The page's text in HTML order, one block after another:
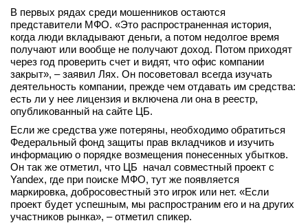
В первых рядах среди мошенников остаются
представители МФО. «Это распространенная история,
когда люди вкладывают деньги, а потом недолгое время
получают или вообще не получают доход. Потом приходят
через год проверить счет и видят, что офис компании
закрыт», – заявил Лях. Он посоветовал всегда изучать
деятельность компании, прежде чем отдавать им средства:
есть ли у нее лицензия и включена ли она в реестр,
опубликованный на сайте ЦБ.
Если же средства уже потеряны, необходимо обратиться
Федеральный фонд защиты прав вкладчиков и изучить
информацию о порядке возмещения понесенных убытков.
Он так же отметил, что ЦБ начал совместный проект с
Yandex, где при поиске МФО, тут же появляется
маркировка, добросовестный это игрок или нет. «Если
проект будет успешным, мы распространим его и на других
участников рынка», – отметил спикер.